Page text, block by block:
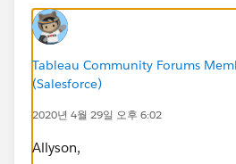
Tableau Community Forums
(Salesforce)
2020년 4월 29일 오후 6:02
Allyson,